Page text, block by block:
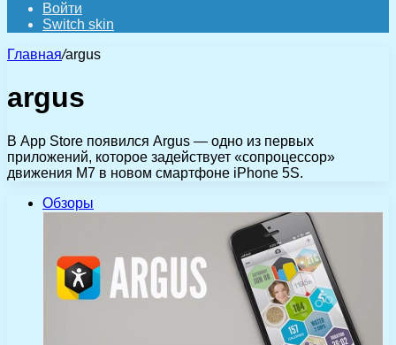
Войти
Switch skin
Главная/argus
argus
В App Store появился Argus — одно из первых
приложений, которое задействует «сопроцессор»
движения M7 в новом смартфоне iPhone 5S.
Обзоры